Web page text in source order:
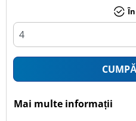
Mai multe informații